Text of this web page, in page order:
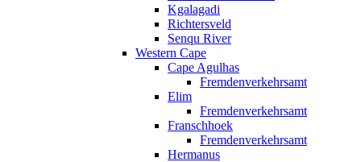
Kgalagadi
Richtersveld
Senqu River
Western Cape
Cape Agulhas
Fremdenverkehrsamt
Elim
Fremdenverkehrsamt
Franschhoek
Fremdenverkehrsamt
Hermanus